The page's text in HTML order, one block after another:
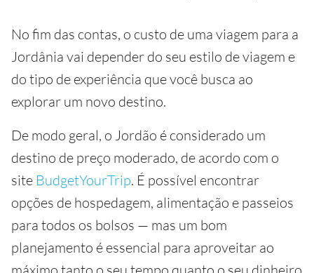
No fim das contas, o custo de uma viagem para a
Jordânia vai depender do seu estilo de viagem e
do tipo de experiência que você busca ao
explorar um novo destino.
De modo geral, o Jordão é considerado um
destino de preço moderado, de acordo com o
site BudgetYourTrip. É possível encontrar
opções de hospedagem, alimentação e passeios
para todos os bolsos — mas um bom
planejamento é essencial para aproveitar ao